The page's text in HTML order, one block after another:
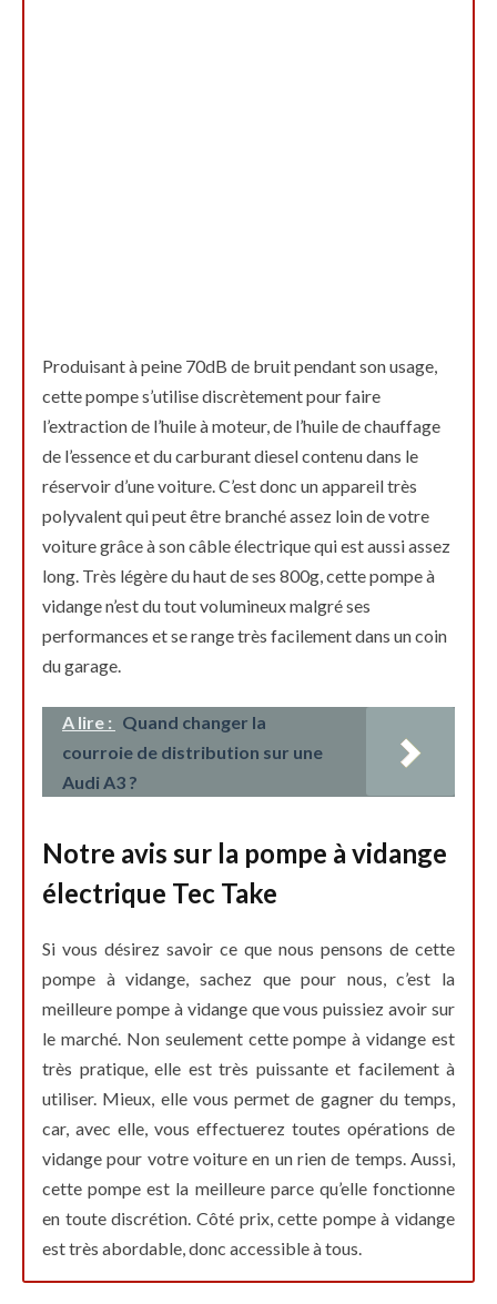
Produisant à peine 70dB de bruit pendant son usage,
cette pompe s’utilise discrètement pour faire
l’extraction de l’huile à moteur, de l’huile de chauffage
de l’essence et du carburant diesel contenu dans le
réservoir d’une voiture. C’est donc un appareil très
polyvalent qui peut être branché assez loin de votre
voiture grâce à son câble électrique qui est aussi assez
long. Très légère du haut de ses 800g, cette pompe à
vidange n’est du tout volumineux malgré ses
performances et se range très facilement dans un coin
du garage.
A lire : Quand changer la
courroie de distribution sur une
Audi A3 ?
Notre avis sur la pompe à vidange
électrique Tec Take
Si vous désirez savoir ce que nous pensons de cette
pompe à vidange, sachez que pour nous, c’est la
meilleure pompe à vidange que vous puissiez avoir sur
le marché. Non seulement cette pompe à vidange est
très pratique, elle est très puissante et facilement à
utiliser. Mieux, elle vous permet de gagner du temps,
car, avec elle, vous effectuerez toutes opérations de
vidange pour votre voiture en un rien de temps. Aussi,
cette pompe est la meilleure parce qu’elle fonctionne
en toute discrétion. Côté prix, cette pompe à vidange
est très abordable, donc accessible à tous.